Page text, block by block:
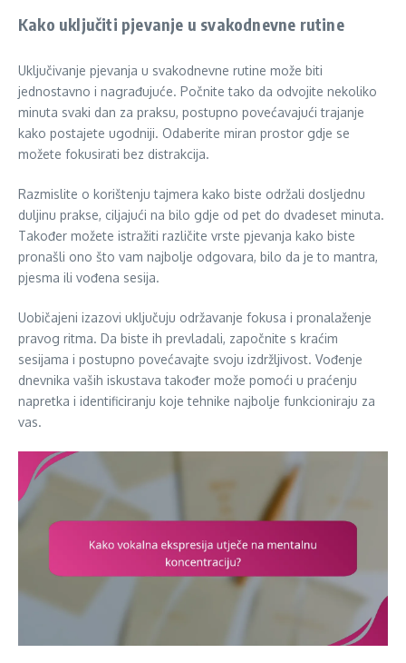
Kako uključiti pjevanje u svakodnevne rutine
Uključivanje pjevanja u svakodnevne rutine može biti
jednostavno i nagrađujuće. Počnite tako da odvojite nekoliko
minuta svaki dan za praksu, postupno povećavajući trajanje
kako postajete ugodniji. Odaberite miran prostor gdje se
možete fokusirati bez distrakcija.
Razmislite o korištenju tajmera kako biste održali dosljednu
duljinu prakse, ciljajući na bilo gdje od pet do dvadeset minuta.
Također možete istražiti različite vrste pjevanja kako biste
pronašli ono što vam najbolje odgovara, bilo da je to mantra,
pjesma ili vođena sesija.
Uobičajeni izazovi uključuju održavanje fokusa i pronalaženje
pravog ritma. Da biste ih prevladali, započnite s kraćim
sesijama i postupno povećavajte svoju izdržljivost. Vođenje
dnevnika vaših iskustava također može pomoći u praćenju
napretka i identificiranju koje tehnike najbolje funkcioniraju za
vas.